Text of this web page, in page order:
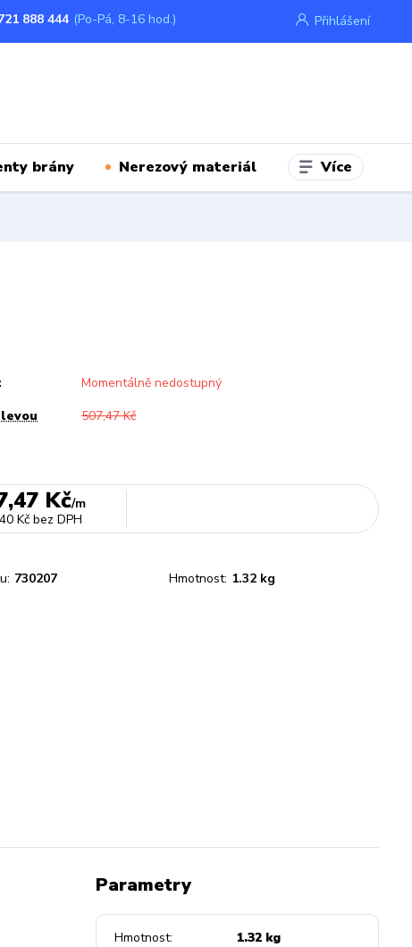
Přihlášení
888 444 (Po-Pá, 8-16 hod.)
brány Nerezový materiál Více
Momentálně nedostupný
507,47 Kč
Kč/m
Kč bez DPH
730207 Hmotnost: 1.32 kg
Parametry
Hmotnost 1.32 kg